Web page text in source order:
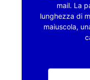
mail. La
lunghezza di
maiuscola,